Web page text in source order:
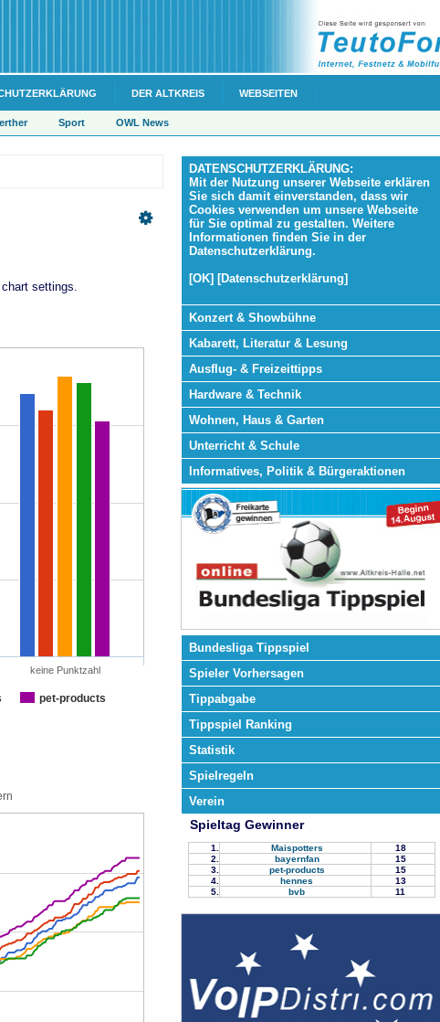
DER ALTKREIS WEBSEITEN
Sport OWL News
settings.
pet-products
keine Punktzahl
DATENSCHUTZERKLÄRUNG:
Mit der Nutzung unserer Webseite erklären
Sie sich damit einverstanden, dass wir
Cookies verwenden um unsere Webseite
für Sie optimal zu gestalten. Weitere
Informationen finden Sie in der
Datenschutzerklärung.
[OK] [Datenschutzerklärung]
Konzert & Showbühne
Kabarett, Literatur & Lesung
Ausflug- & Freizeittipps
Hardware & Technik
Wohnen, Haus & Garten
Unterricht & Schule
Informatives, Politik & Bürgeraktionen
Bundesliga Tippspiel
Spieler Vorhersagen
Tippabgabe
Tippspiel Ranking
Statistik
Spielregeln
Verein
Spieltag Gewinner
1. Maispotters
18
2.
bayernfan
15
3.
pet-products
15
4.
hennes
13
5.
bvb 11